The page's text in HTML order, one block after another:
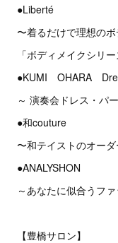
●Liberté
〜着るだけで理想のボ
「ボディメイクシリー
●KUMI OHARA
～ 演奏会ドレス・パ
●和couture
〜和テイストのオー
●ANALYSHON
～あなたに似合うフ
【豊橋サロン】